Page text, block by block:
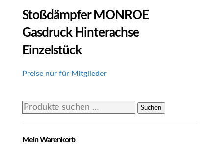
Stoßdämpfer MONROE
Gasdruck Hinterachse
Einzelstück
Preise nur für Mitglieder
Suchen
Suchen
Mein Warenkorb